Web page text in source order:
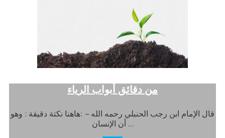
من دقائق أبواب الرياء
قال الإمام ابن رجب الحنبلي رحمه الله – :هاهنا نكتة دقيقة : وهو
أن الإنسان …